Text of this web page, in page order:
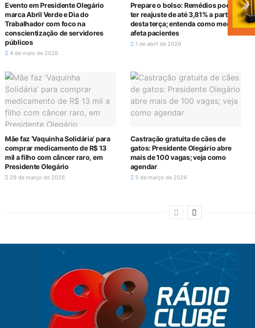
Evento em Presidente Olegário
marca Abril Verde e Dia do
Trabalhador com foco na
conscientização de servidores
públicos
4 de maio de 2026
Prepare o bolso: Remédios podem
ter reajuste de até 3,81% a partir
desta terça; entenda como medida
afeta pacientes
1 de abril de 2026
Mãe faz ‘Vaquinha Solidária’ para
comprar medicamento de R$ 13
mil a filho com câncer raro, em
Presidente Olegário
29 de março de 2026
Castração gratuita de cães de
gatos: Presidente Olegário abre
mais de 100 vagas; veja como
agendar
5 de março de 2026